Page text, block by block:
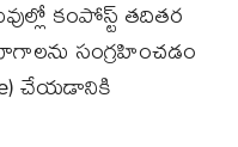
కంపోస్ట్ తదితర
సంగ్రహించడం
చేయడానికి